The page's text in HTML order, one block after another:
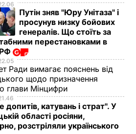
Путін зняв "Юру Унітаза" і
просунув низку бойових
генералів. Що стоїть за
перестановками в
Ради вимагає пояснень від
щодо призначення
глави Мінцифри
допитів, катувань і страт". У
області росіяни,
розстріляли українського